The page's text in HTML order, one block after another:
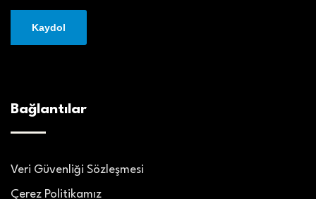
Bağlantılar
Veri Güvenliği Sözleşmesi
Çerez Politikamız